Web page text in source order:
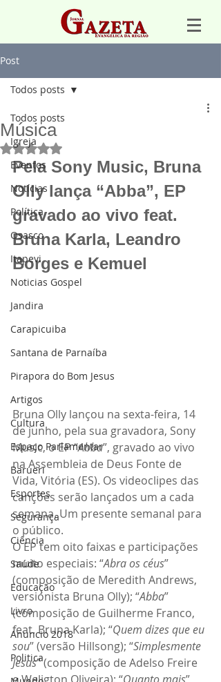
Post
Todos posts
Igreja
Eventos
Notícias
Política
Osasco
Itapevi
Noticias Gospel
Jandira
Carapicuiba
Santana de Parnaíba
Pirapora do Bom Jesus
Artigos
Cultura
Espaço Parlamentar
Barueri
Esportes
Segurança
Ciência
Saúde
Educação
Livro
Anuncio 2018
Politica
Todos posts
Música
Avaliado com NaN de 5 estrelas.
Pela Sony Music, Bruna
Olly lança “Abba”, EP
gravado ao vivo feat.
Bruna Karla, Leandro
Borges e Kemuel
Bruna Olly lançou na sexta-feira, 14
de junho, pela sua gravadora, Sony
Music, o EP “Abba”, gravado ao vivo
na Assembleia de Deus Fonte de
Vida, Vitória (ES). Os videoclipes das
canções serão lançados um a cada
semana. Um presente semanal para
o público.
O EP tem oito faixas e participações
muito especiais: “Abra os céus”
(composição de Meredith Andrews,
versionista Bruna Olly); “Abba”
(composição de Guilherme Franco,
feat. Bruna Karla); “Quem dizes que eu
sou” (versão Hillsong); “Simplesmente
Jesus” (composição de Adelso Freire